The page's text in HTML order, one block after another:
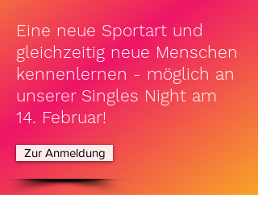
Eine neue Sportart und
gleichzeitig neue Menschen
kennenlernen - möglich an
unserer Singles Night am
14. Februar!
Zur Anmeldung